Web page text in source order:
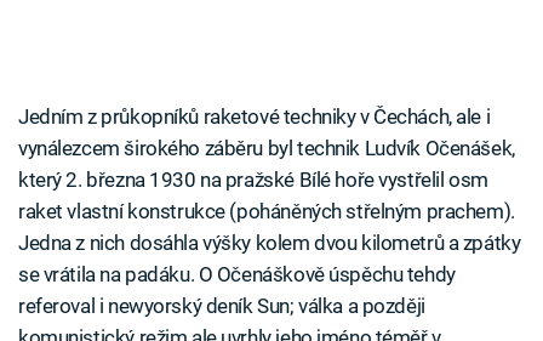
Jedním z průkopníků raketové techniky v Čechách, ale i
vynálezcem širokého záběru byl technik Ludvík Očenášek,
který 2. března 1930 na pražské Bílé hoře vystřelil osm
raket vlastní konstrukce (poháněných střelným prachem).
Jedna z nich dosáhla výšky kolem dvou kilometrů a zpátky
se vrátila na padáku. O Očenáškově úspěchu tehdy
referoval i newyorský deník Sun; válka a později